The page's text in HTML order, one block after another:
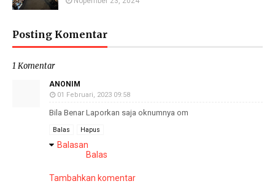
Posting Komentar
1 Komentar
ANONIM
01 Februari, 2023 09:58
Bila Benar Laporkan saja oknumnya om
Balas Hapus
Balasan
Balas
Tambahkan komentar